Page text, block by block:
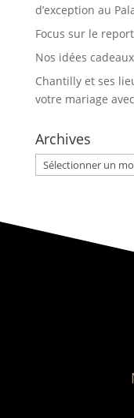
d’exception au
Focus sur le
Nos idées
Chantilly et ses
votre mariage
Archives
Archives